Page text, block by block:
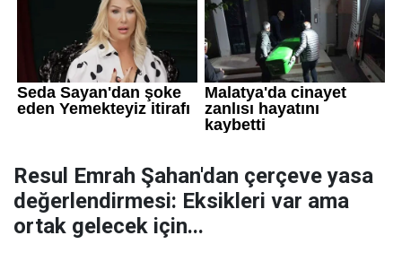
Resul Emrah Şahan'dan çerçeve yasa
değerlendirmesi: Eksikleri var ama
ortak gelecek için...